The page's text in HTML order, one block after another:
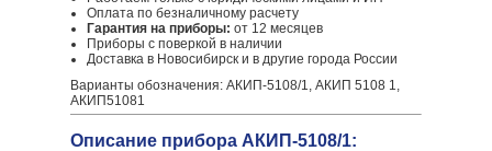
Оплата по безналичному расчету
Гарантия на приборы: от 12 месяцев
Приборы с поверкой в наличии
Доставка в Новосибирск и в другие города России
Варианты обозначения: АКИП-5108/1, АКИП 5108 1,
АКИП51081
Описание прибора АКИП-5108/1: